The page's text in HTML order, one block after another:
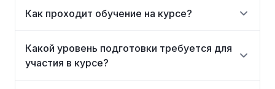
Как проходит обучение на курсе?
Какой уровень подготовки требуется для
участия в курсе?